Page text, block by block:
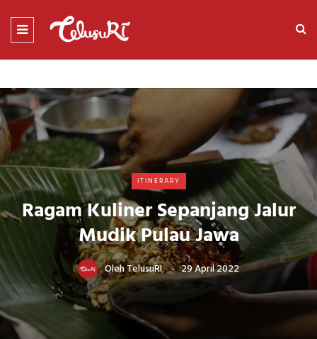
ITINERARY
Ragam Kuliner Sepanjang Jalur
Mudik Pulau Jawa
OlehTelusuRI 29 April 2022